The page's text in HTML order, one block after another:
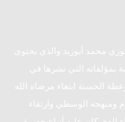
محمد أبوزيد والذي يحتوى
بمؤلفاته التي نشرها في
الحسنة ابتغاء مرضاة الله
ومنهجه الوسطي وارتقاء